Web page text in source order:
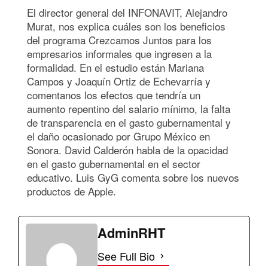
El director general del INFONAVIT, Alejandro
Murat, nos explica cuáles son los beneficios
del programa Crezcamos Juntos para los
empresarios informales que ingresen a la
formalidad. En el estudio están Mariana
Campos y Joaquín Ortiz de Echevarría y
comentanos los efectos que tendría un
aumento repentino del salario mínimo, la falta
de transparencia en el gasto gubernamental y
el daño ocasionado por Grupo México en
Sonora. David Calderón habla de la opacidad
en el gasto gubernamental en el sector
educativo. Luis GyG comenta sobre los nuevos
productos de Apple.
AdminRHT
See Full Bio